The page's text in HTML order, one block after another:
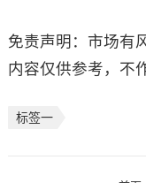
免责声明：市场有
内容仅供参考，不
标签一